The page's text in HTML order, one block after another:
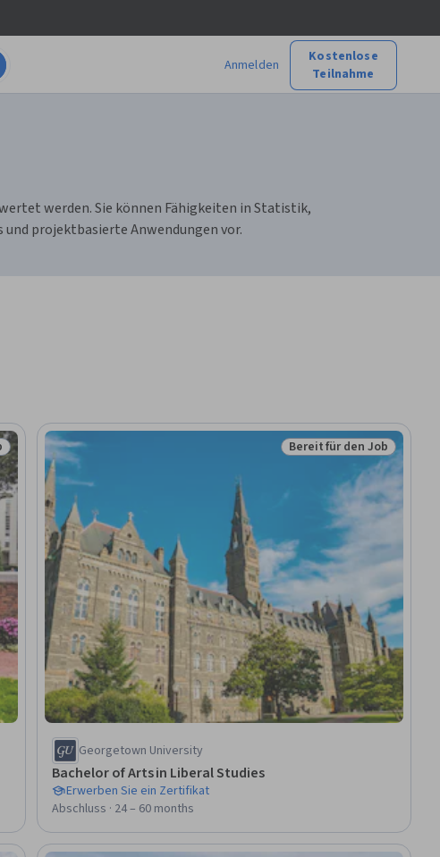
Anmelden
Kostenlose
Teilnahme
werden. Sie können Fähigkeiten in Statistik,
projektbasierte Anwendungen vor.
den Job Status: Bereit für den
Bereit für den Job
Georgetown University
Bachelor of Arts in Liberal Studies
Erwerben Sie ein Zertifikat
Abschluss · 24 – 60 months